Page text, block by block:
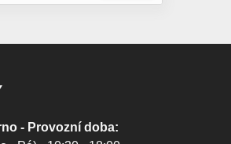
- Provozní doba: